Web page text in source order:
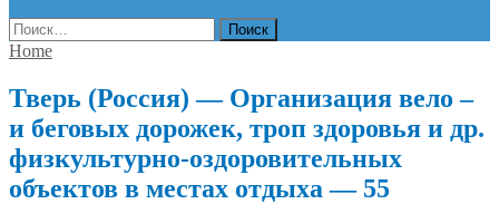
Найти:
Home
Тверь (Россия) — Организация вело –
и беговых дорожек, троп здоровья и др.
физкультурно-оздоровительных
объектов в местах отдыха — 55